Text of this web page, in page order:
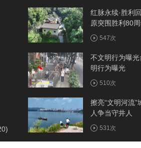
红脉永续·胜利
原突围胜利80周
频——古院
547次
不文明行为曝
明行为曝光
510次
擦亮“文明河流”
人争当守井人
531次